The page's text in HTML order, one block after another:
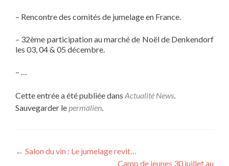
– Rencontre des comités de jumelage en France.
– 32ème participation au marché de Noël de Denkendorf
les 03, 04 & 05 décembre.
– …
Cette entrée a été publiée dans Actualité News.
Sauvegarder lepermalien.
Navigation
← Salon du vin : Le jumelage revit…
Camp de jeunes 30 juillet au